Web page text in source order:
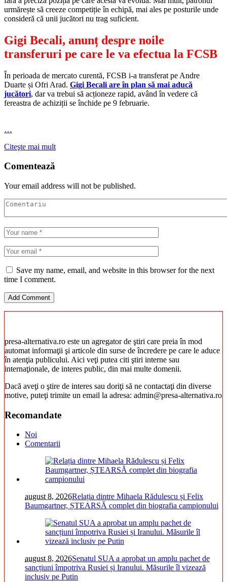
urmărește să creeze competiție în echipă, mai ales pe posturile unde
consideră că unii jucători nu trag suficient.
Gigi Becali, anunț despre noile
transferuri pe care le va efectua la FCSB
În perioada de mercato curentă, FCSB i-a transferat pe Andre
Duarte și Ofri Arad. Gigi Becali are în plan să mai aducă
jucători, dar va trebui să acționeze rapid, având în vedere că
fereastra de achiziții se închide pe 9 februarie.
…
Citeşte mai mult
Comentează
Your email address will not be published.
Save my name, email, and website in this browser for the next
time I comment.
presa-alternativa.ro este un agregator de ştiri care preia în mod
automat informaţii şi articole din surse de încredere pe care le aduce
în atenţia publicului. Aici veţi putea citi ştiri interne sau
internaţionale, de interes public, din mai multe domenii.
Dacă aveţi o ştire de interes sau doriţi să ne contactaţi din diverse
motive, puteţi trimite un email la adresa: admin@presa-alternativa.ro
Recomandate
Noi
Comentarii
august 8, 2026Relația dintre Mihaela Rădulescu și Felix
Baumgartner, ȘTEARSĂ complet din biografia campionului
august 8, 2026Senatul SUA a aprobat un amplu pachet de
sancțiuni împotriva Rusiei și Iranului. Măsurile îl vizează
inclusiv pe Putin